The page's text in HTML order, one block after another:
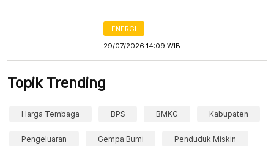
ENERGI
29/07/2026 14:09 WIB
Topik Trending
Harga Tembaga BPS BMKG Kabupaten
Pengeluaran Gempa Bumi Penduduk Miskin